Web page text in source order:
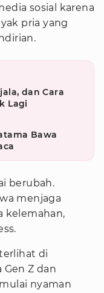
sosial karena
pria yang
dan Cara
Lagi
Bawa
berubah.
menjaga
kelemahan,
di
Z dan
nyaman